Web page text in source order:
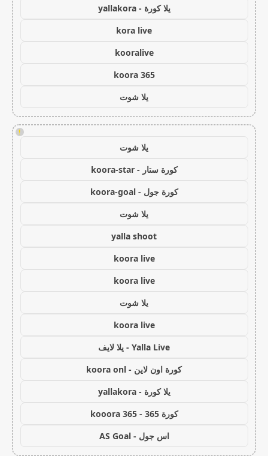
يلا كورة - yallakora
kora live
kooralive
koora 365
يلا شوت
!
يلا شوت
كورة ستار - koora-star
كورة جول - koora-goal
يلا شوت
yalla shoot
koora live
koora live
يلا شوت
koora live
Yalla Live - يلا لايف
كورة اون لاين - koora onl
يلا كورة - yallakora
كورة 365 - kooora 365
اس جول - AS Goal